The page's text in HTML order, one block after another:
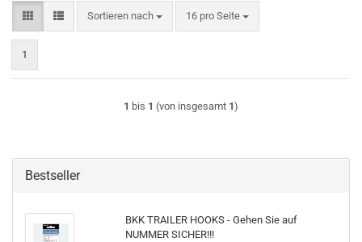
Sortieren nach
Sortieren nach 16 pro Seite
pro Seite
1
1 bis 1 (von insgesamt 1)
Bestseller
BKK TRAILER HOOKS - Gehen Sie auf
NUMMER SICHER!!!